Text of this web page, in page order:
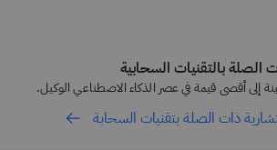
الصلة بالتقنيات السحابية
إلى أقصى قيمة في عصر الذكاء الاصطناعي الوكيل.
ذات الصلة بتقنيات السحابة